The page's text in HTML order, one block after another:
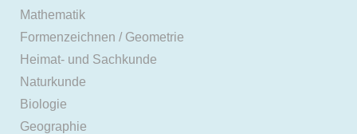
Mathematik
Formenzeichnen / Geometrie
Heimat- und Sachkunde
Naturkunde
Biologie
Geographie